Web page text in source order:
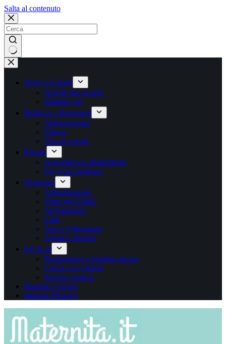
Salta al contenutoSalta
contenuto
Nessun
risultato
News e Gossip
Notizie dal mondo
Mamme vip
Bellezza e Benessere
Alimentazione
Fitness
Vita di coppia
Ricette
Gravidanza e allattamento
Per il tuo bambino
Shopping
Abbigliamento
Tutto per il bebè
Arredamento
Libri
App e Videogame
Sconti e omaggi
Fai da te
Bomboniere e biglietti nascita
Creare con i bimbi
Riciclo creativo
Mamme e lavoro
Mamme Blogger